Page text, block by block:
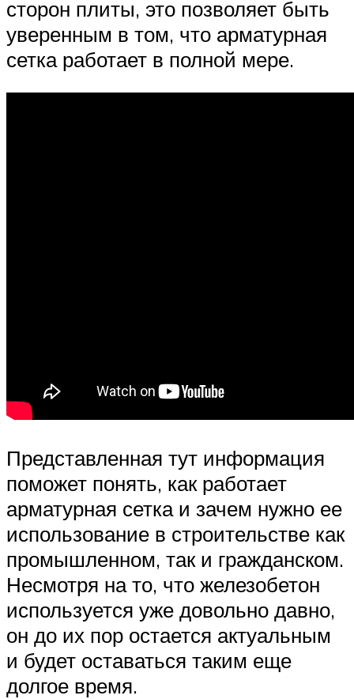
сторон плиты, это позволяет быть
уверенным в том, что арматурная
сетка работает в полной мере.
Представленная тут информация
поможет понять, как работает
арматурная сетка и зачем нужно ее
использование в строительстве как
промышленном, так и гражданском.
Несмотря на то, что железобетон
используется уже довольно давно,
он до их пор остается актуальным
и будет оставаться таким еще
долгое время.